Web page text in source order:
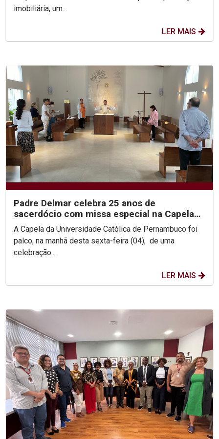
imobiliária, um...
LER MAIS
Padre Delmar celebra 25 anos de
sacerdócio com missa especial na Capela
da Unicap
A Capela da Universidade Católica de Pernambuco foi
palco, na manhã desta sexta-feira (04), de uma
celebração...
LER MAIS